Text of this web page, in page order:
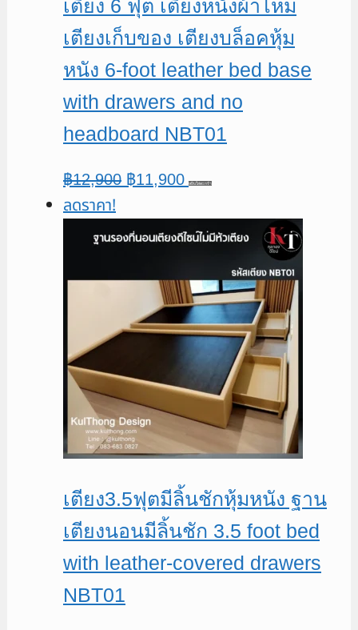
เตียง 6 ฟุต เตียงหนังผ้าไหม
เตียงเก็บของ เตียงบล็อคหุ้ม
หนัง 6-foot leather bed base
with drawers and no
headboard NBT01
฿12,900 Original
was:
฿11,900Current
is:
หยิบใส่ตะกร้า
ลดราคา!
เตียง3.5ฟุตมีลิ้นชักหุ้มหนัง ฐาน
เตียงนอนมีลิ้นชัก 3.5 foot bed
with leather-covered drawers
NBT01